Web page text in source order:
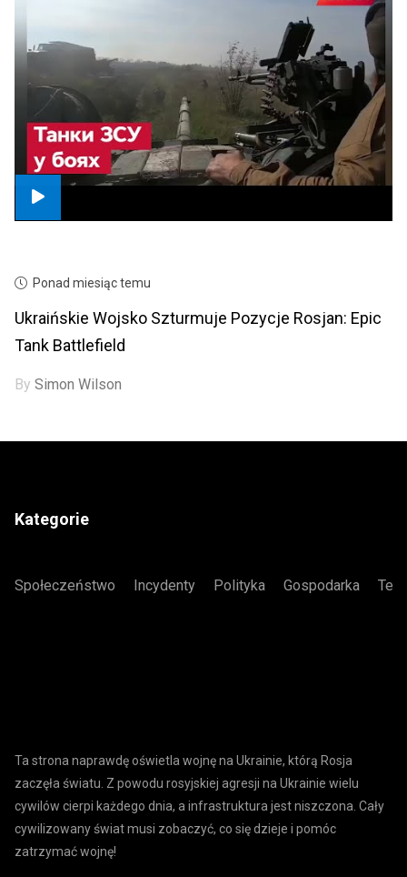
Ponad miesiąc temu
Ukraińskie Wojsko Szturmuje Pozycje Rosjan: Epic
Tank Battlefield
BySimon Wilson
Kategorie
Społeczeństwo Incydenty Polityka Gospodarka
Ta strona naprawdę oświetla wojnę na Ukrainie, którą Rosja
zaczęła światu. Z powodu rosyjskiej agresji na Ukrainie wielu
cywilów cierpi każdego dnia, a infrastruktura jest niszczona. Cały
cywilizowany świat musi zobaczyć, co się dzieje i pomóc
zatrzymać wojnę!